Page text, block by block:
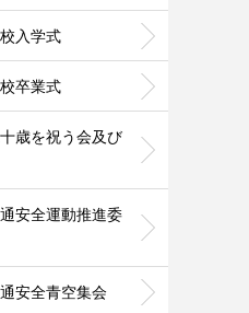
入学式
卒業式
歳を祝う会及び
安全運動推進委
安全青空集会